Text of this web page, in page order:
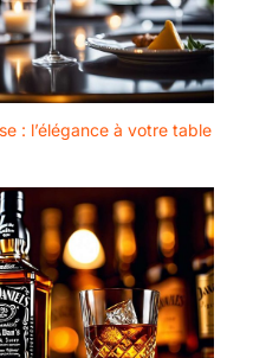
: l’élégance à votre table